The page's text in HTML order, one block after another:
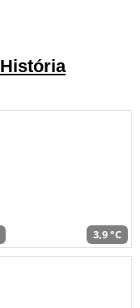
História
3,9 °C